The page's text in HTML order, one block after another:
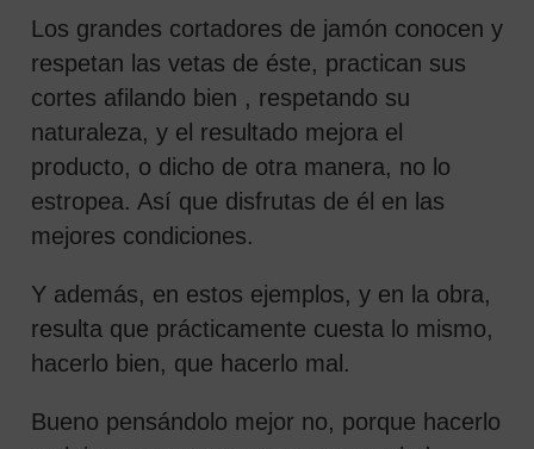
Los grandes cortadores de jamón conocen y
respetan las vetas de éste, practican sus
cortes afilando bien , respetando su
naturaleza, y el resultado mejora el
producto, o dicho de otra manera, no lo
estropea. Así que disfrutas de él en las
mejores condiciones.
Y además, en estos ejemplos, y en la obra,
resulta que prácticamente cuesta lo mismo,
hacerlo bien, que hacerlo mal.
Bueno pensándolo mejor no, porque hacerlo